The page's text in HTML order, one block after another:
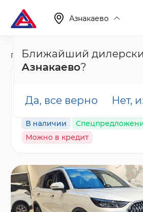
Азнакаево
Ближайший
Азнакаево?
Да, все верно Нет,
Главная Каталог Новые
Prime, белый
В наличии
Можно в кредит